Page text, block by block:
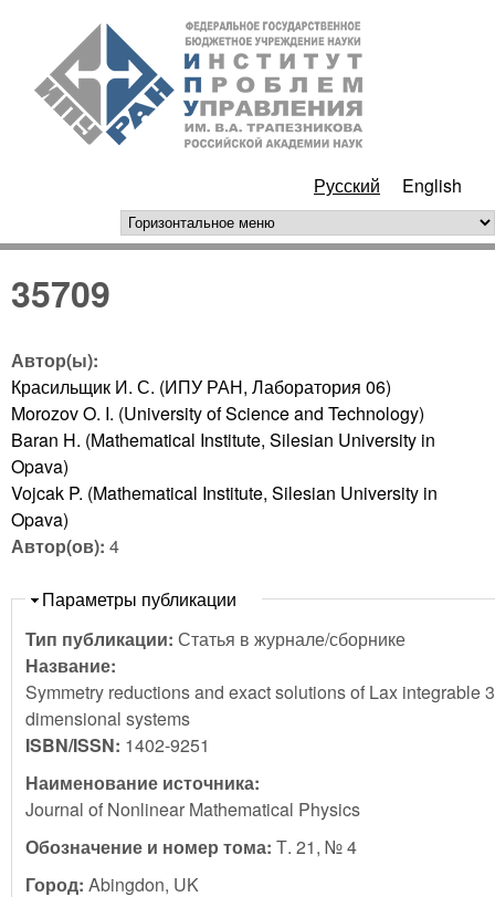
Перейти к основному
содержанию
РАН
Русский English
горизонтальное меню
35709
Автор(ы):
Красильщик И. С. (ИПУ РАН, Лаборатория 06)
Morozov O. I. (University of Science and Technology)
Baran H. (Mathematical Institute, Silesian University in
Opava)
Vojcak P. (Mathematical Institute, Silesian University in
Opava)
Автор(ов): 4
Скрыть
Параметры публикации
Тип публикации: Статья в журнале/сборнике
Название:
Symmetry reductions and exact solutions of Lax integrable
dimensional systems
ISBN/ISSN: 1402-9251
Наименование источника:
Journal of Nonlinear Mathematical Physics
Обозначение и номер тома: Т. 21, № 4
Город: Abingdon, UK